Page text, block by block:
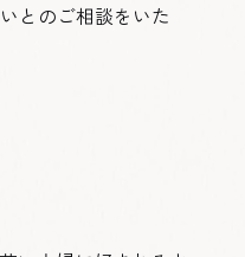
とのご相談をいた